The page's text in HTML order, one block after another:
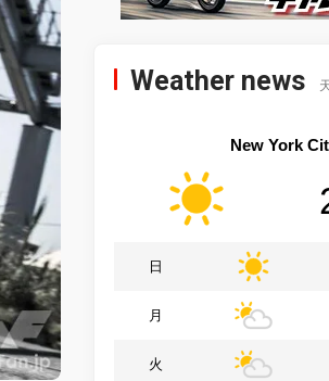
Weather news
New York
日
月
火